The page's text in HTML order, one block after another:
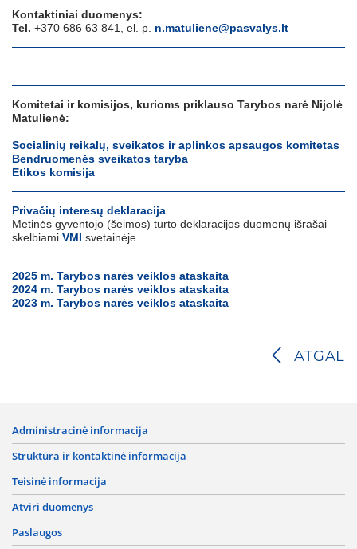
Kontaktiniai duomenys:
Tel. +370 686 63 841, el. p. n.matuliene@pasvalys.lt
Komitetai ir komisijos, kurioms priklauso Tarybos narė Nijolė
Matulienė:
Socialinių reikalų, sveikatos ir aplinkos apsaugos komitetas
Bendruomenės sveikatos taryba
Etikos komisija
Privačių interesų deklaracija
Metinės gyventojo (šeimos) turto deklaracijos duomenų išrašai
skelbiami VMI svetainėje
2025 m. Tarybos narės veiklos ataskaita
2024 m. Tarybos narės veiklos ataskaita
2023 m. Tarybos narės veiklos ataskaita
ATGAL
administracinė informacija
struktūra ir kontaktinė informacija
teisinė informacija
atviri duomenys
paslaugos